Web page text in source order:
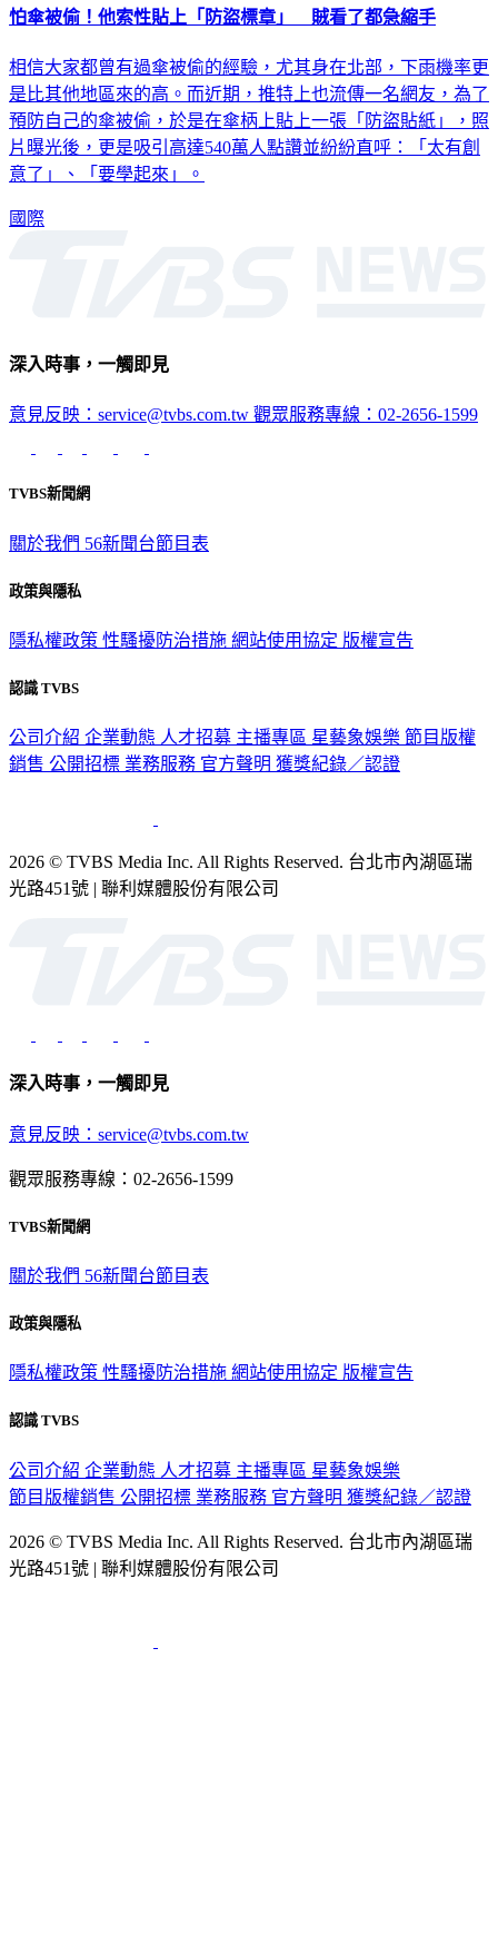
怕傘被偷！他索性貼上「防盜標章」 賊看了都急縮手
相信大家都曾有過傘被偷的經驗，尤其身在北部，下雨機率更
是比其他地區來的高。而近期，推特上也流傳一名網友，為了
預防自己的傘被偷，於是在傘柄上貼上一張「防盜貼紙」，照
片曝光後，更是吸引高達540萬人點讚並紛紛直呼：「太有創
意了」、「要學起來」。
國際
深入時事，一觸即見
意見反映：service@tvbs.com.tw 觀眾服務專線：02-2656-1599
TVBS新聞網
關於我們 56新聞台節目表
政策與隱私
隱私權政策 性騷擾防治措施 網站使用協定 版權宣告
認識 TVBS
公司介紹 企業動態 人才招募 主播專區 星藝象娛樂 節目版權
銷售 公開招標 業務服務 官方聲明 獲獎紀錄／認證
2026 © TVBS Media Inc. All Rights Reserved. 台北市內湖區瑞
光路451號 | 聯利媒體股份有限公司
深入時事，一觸即見
意見反映：service@tvbs.com.tw
觀眾服務專線：02-2656-1599
TVBS新聞網
關於我們 56新聞台節目表
政策與隱私
隱私權政策 性騷擾防治措施 網站使用協定 版權宣告
認識 TVBS
公司介紹 企業動態 人才招募 主播專區 星藝象娛樂
節目版權銷售 公開招標 業務服務 官方聲明 獲獎紀錄／認證
2026 © TVBS Media Inc. All Rights Reserved. 台北市內湖區瑞
光路451號 | 聯利媒體股份有限公司